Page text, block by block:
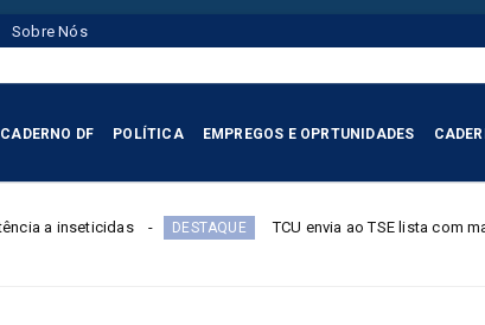
Sobre Nós
CADERNO DF POLÍTICA EMPREGOS E OPRTUNIDADES
DESTAQUE TCU envia ao TSE lista com mais de 6 mil gestores